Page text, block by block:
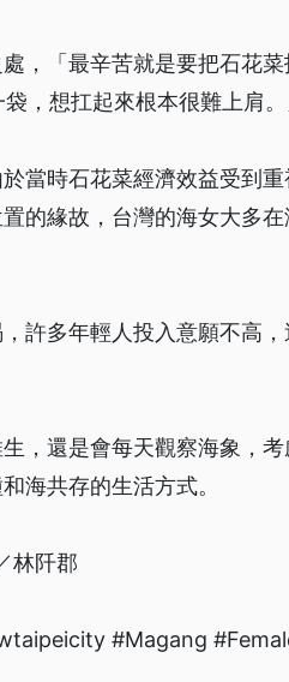
，「最辛苦就是要把石花
，想扛起來根本很難上肩。
當時石花菜經濟效益受到
的緣故，台灣的海女大多
許多年輕人投入意願不高
，還是會每天觀察海象，
海共存的生活方式。
林阡郡
#Magang